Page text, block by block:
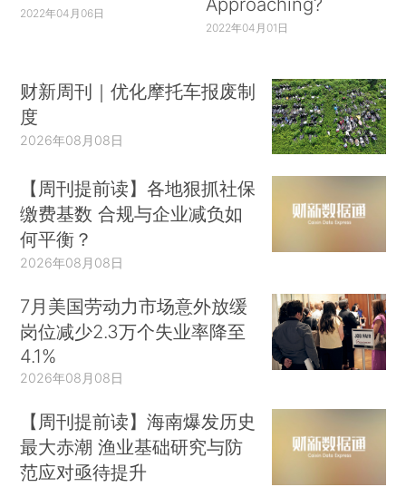
2022年04月06日
2022年04月01日
财新周刊｜优化摩托车报废制
度
2026年08月08日
【周刊提前读】各地狠抓社保
缴费基数 合规与企业减负如
何平衡？
2026年08月08日
7月美国劳动力市场意外放缓
岗位减少2.3万个失业率降至
4.1%
2026年08月08日
【周刊提前读】海南爆发历史
最大赤潮 渔业基础研究与防
范应对亟待提升